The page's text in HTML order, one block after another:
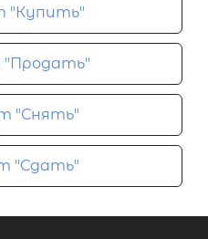
"Купить"
"Снять"
"Сдать"